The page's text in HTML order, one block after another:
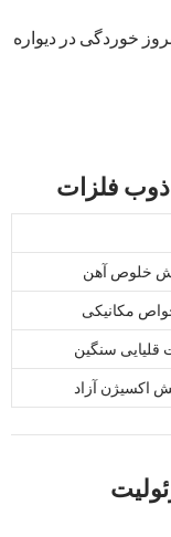
خوردگی در دیواره
ذوب فلزات
خلوص آهن
مکانیکی
سنگین
اکسیژن آزاد